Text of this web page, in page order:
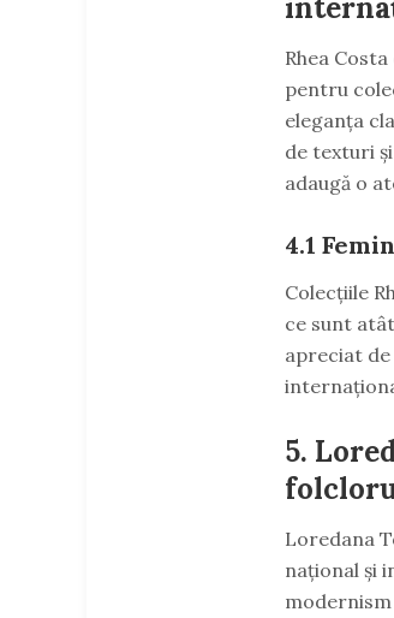
Rhea
pentru
eleganța
de texturi
adaugă o
4.1
Colecțiile
ce sunt
apreciat de
5.
Loredana
național și